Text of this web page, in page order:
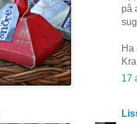
på
Ha
17